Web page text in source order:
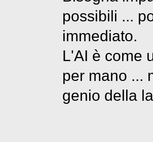
possibili ...
immediato.
L'AI è come
per mano ...
genio della